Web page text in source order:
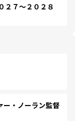
７～２０２８
・ノーラン監督